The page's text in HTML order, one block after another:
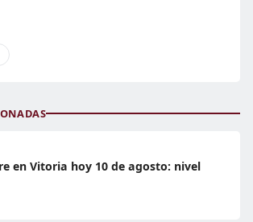
en Vitoria hoy 10 de agosto: nivel